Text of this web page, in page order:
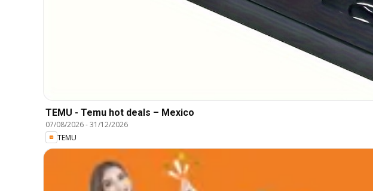
TEMU - Temu hot deals – Mexico
07/08/2026-31/12/2026
TEMU